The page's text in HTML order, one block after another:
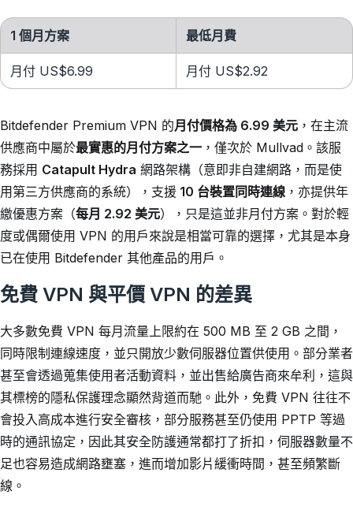
1 個月方案 最低月費
月付 US$6.99 月付 US$2.92
Bitdefender Premium VPN 的月付價格為 6.99 美元，在主流
供應商中屬於最實惠的月付方案之一，僅次於 Mullvad。該服
務採用 Catapult Hydra 網路架構（意即非自建網路，而是使
用第三方供應商的系統），支援10 台裝置同時連線，亦提供年
繳優惠方案（每月 2.92 美元），只是這並非月付方案。對於輕
度或偶爾使用 VPN 的用戶來說是相當可靠的選擇，尤其是本身
已在使用 Bitdefender 其他產品的用戶。
免費 VPN 與平價 VPN 的差異
大多數免費 VPN 每月流量上限約在 500 MB 至 2 GB 之間，
同時限制連線速度，並只開放少數伺服器位置供使用。部分業者
甚至會透過蒐集使用者活動資料，並出售給廣告商來牟利，這與
其標榜的隱私保護理念顯然背道而馳。此外，免費 VPN 往往不
會投入高成本進行安全審核，部分服務甚至仍使用 PPTP 等過
時的通訊協定，因此其安全防護通常都打了折扣，伺服器數量不
足也容易造成網路壅塞，進而增加影片緩衝時間，甚至頻繁斷
線。